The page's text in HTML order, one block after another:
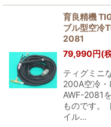
育良精機
ブル型空冷
2081
79,990円(
ティグミニ
200A空冷
AWF-2081
ものです。
イル…